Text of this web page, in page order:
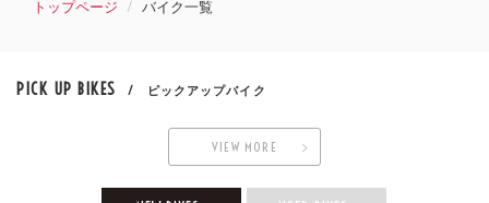
トップページ バイク一覧
PICK UP BIKES / ピックアップバイク
VIEW MORE